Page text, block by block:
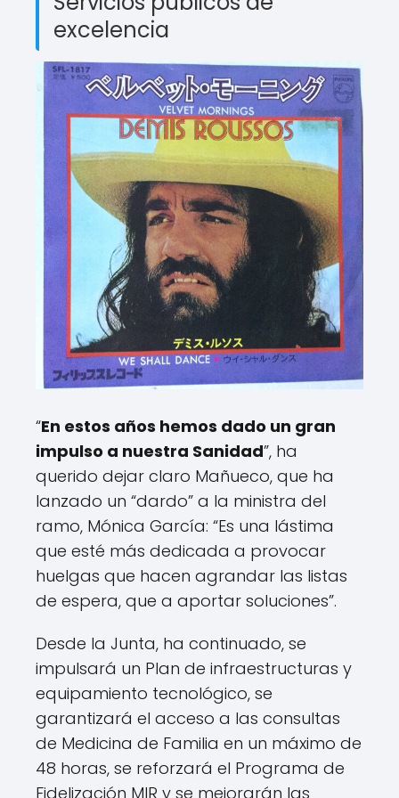
excelencia
“En estos años hemos dado un gran
impulso a nuestra Sanidad”, ha
querido dejar claro Mañueco, que ha
lanzado un “dardo” a la ministra del
ramo, Mónica García: “Es una lástima
que esté más dedicada a provocar
huelgas que hacen agrandar las listas
de espera, que a aportar soluciones”.
Desde la Junta, ha continuado, se
impulsará un Plan de infraestructuras y
equipamiento tecnológico, se
garantizará el acceso a las consultas
de Medicina de Familia en un máximo de
48 horas, se reforzará el Programa de
Fidelización MIR y se mejorarán las